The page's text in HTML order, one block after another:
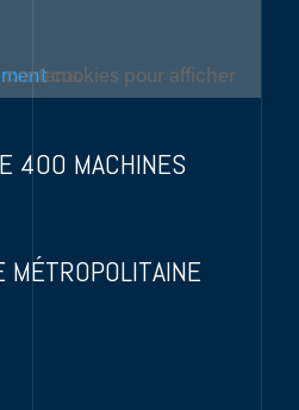
pour afficher le contenu.
400 MACHINES
MÉTROPOLITAINE